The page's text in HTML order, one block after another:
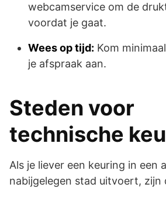
webcamservice om de
voordat je gaat.
Wees op tijd: Kom
je afspraak aan.
Steden voor
technische
Als je liever een keuring in een
nabijgelegen stad uitvoert, zijn